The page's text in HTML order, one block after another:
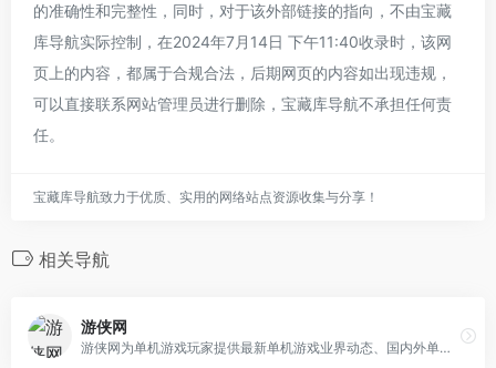
的准确性和完整性，同时，对于该外部链接的指向，不由宝藏
库导航实际控制，在2024年7月14日 下午11:40收录时，该网
页上的内容，都属于合规合法，后期网页的内容如出现违规，
可以直接联系网站管理员进行删除，宝藏库导航不承担任何责
任。
宝藏库导航致力于优质、实用的网络站点资源收集与分享！
相关导航
游侠网
游侠网为单机游戏玩家提供最新单机游戏业界动态、国内外单机游戏下载、单机游戏补丁、单机游戏攻略秘籍、单机游戏专题等内容。坚守单机阵地，弘扬单机文化！